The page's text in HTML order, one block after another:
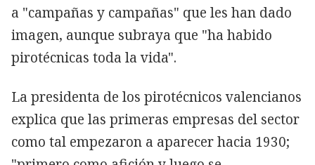
a "campañas y campañas" que les han dado
imagen, aunque subraya que "ha habido
pirotécnicas toda la vida".
La presidenta de los pirotécnicos valencianos
explica que las primeras empresas del sector
como tal empezaron a aparecer hacia 1930;